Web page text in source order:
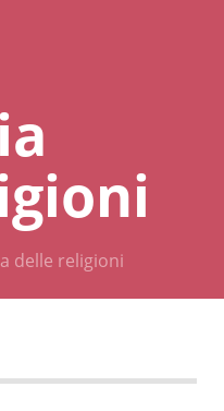
delle religioni